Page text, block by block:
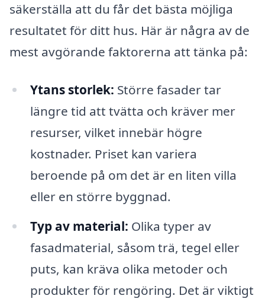
säkerställa att du får det bästa möjliga
resultatet för ditt hus. Här är några av de
mest avgörande faktorerna att tänka på:
Ytans storlek: Större fasader tar
längre tid att tvätta och kräver mer
resurser, vilket innebär högre
kostnader. Priset kan variera
beroende på om det är en liten villa
eller en större byggnad.
Typ av material: Olika typer av
fasadmaterial, såsom trä, tegel eller
puts, kan kräva olika metoder och
produkter för rengöring. Det är viktigt